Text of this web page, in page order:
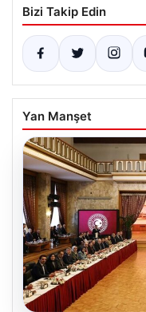
Bizi Takip Edin
Yan Manşet